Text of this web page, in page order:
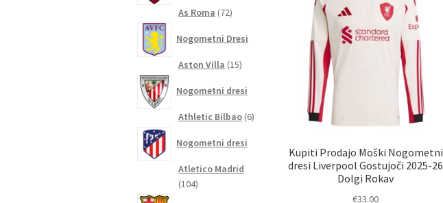
izberete
na
strani
izdelka
Kupiti Prodajo Moški Nogometni
dresi Liverpool Gostujoči 2025-26
Dolgi Rokav
€33.00
As Roma 7272
Nogometni Dresi
Aston Villa 1515
Nogometni dresi
Athletic Bilbao 66
Nogometni dresi
Atletico Madrid
104104